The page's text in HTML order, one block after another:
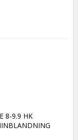
8-9.9 HK